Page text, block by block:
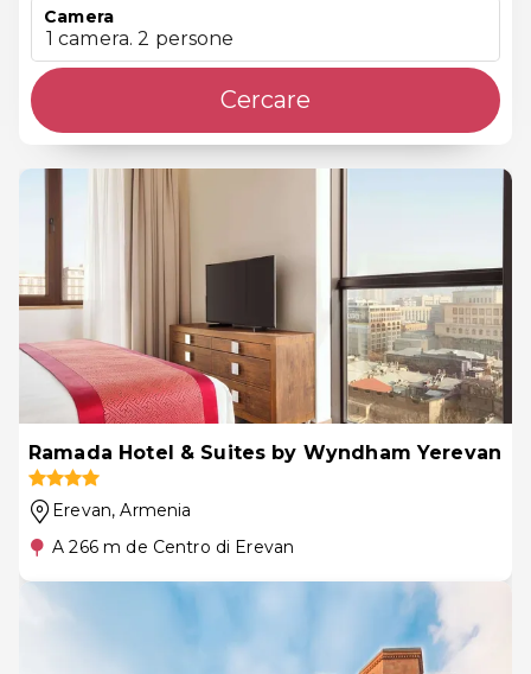
Camera
1 camera. 2 persone
Cercare
Ramada Hotel & Suites by Wyndham Yerevan
Erevan, Armenia
A 266 m de Centro di Erevan